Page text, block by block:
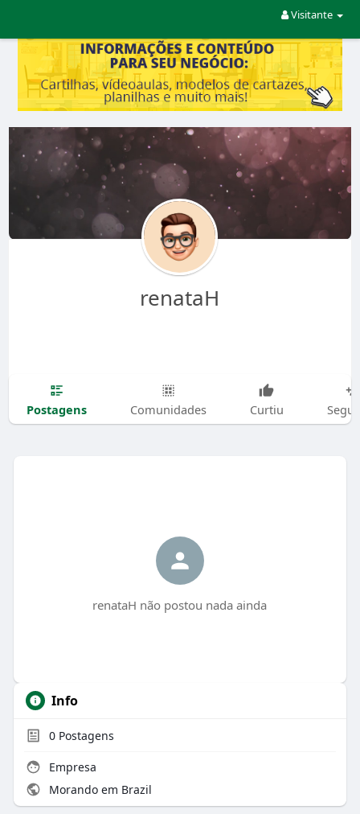
Visitante
renataH
Postagens Comunidades Curtiu
renataH não postou nada ainda
Info
0Postagens
Empresa
Morando em Brazil